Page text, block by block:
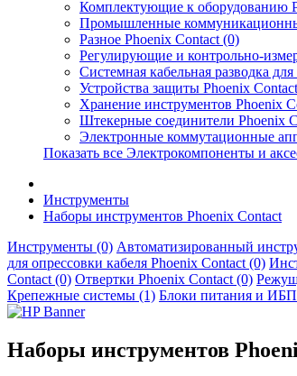
Комплектующие к оборудованию
Промышленные
Разное Phoenix Contact (0)
Регулирующие и контрольно-
Системная кабельная разводка
Устройства защиты Phoenix
Хранение инструментов Phoenix
Штекерные соединители Phoenix
Электронные коммутационные
Показать все Электрокомпоненты и
Инструменты
Наборы инструментов Phoenix Contact
Инструменты (0) Автоматизированный
для опрессовки кабеля Phoenix Contact (0)
Contact (0) Отвертки Phoenix Contact (0)
Крепежные системы (1) Блоки питания и
Наборы инструментов